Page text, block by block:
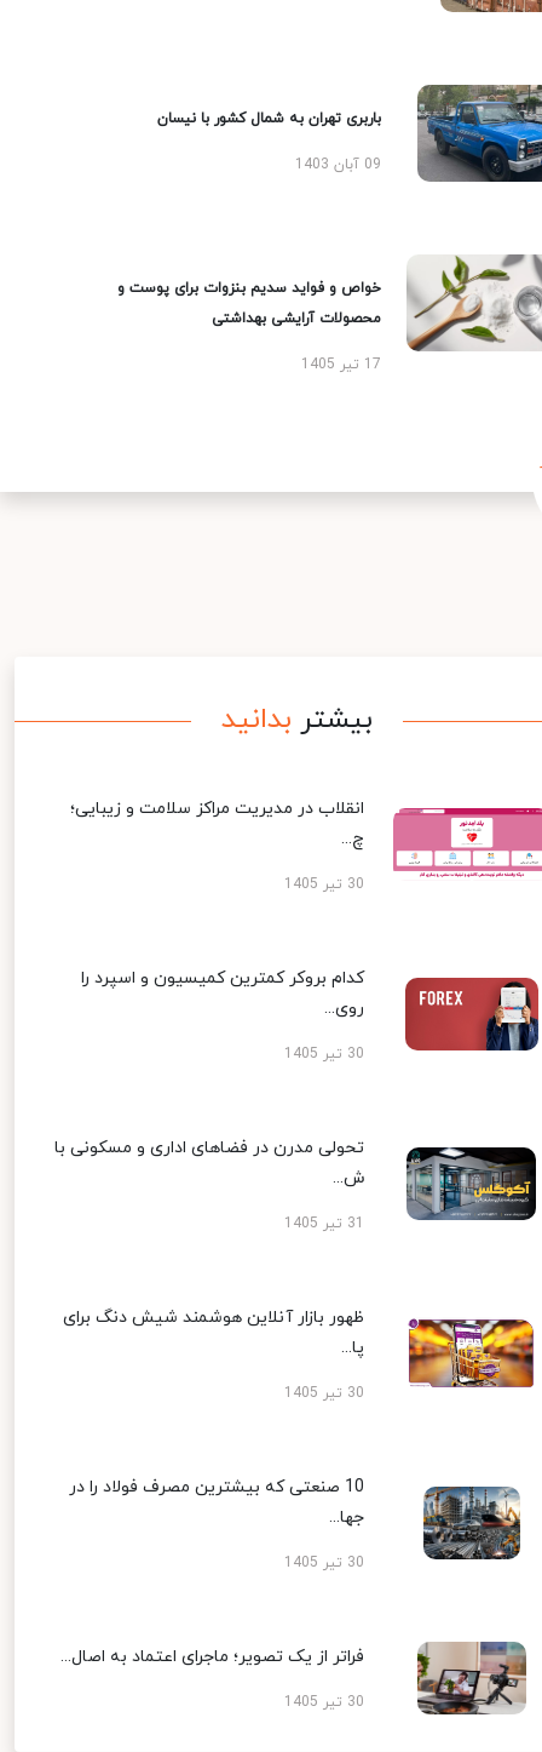
باربری تهران به شمال کشور با نیسان
09 آبان 1403
خواص و فواید سدیم بنزوات برای پوست و
محصولات آرایشی بهداشتی
17 تیر 1405
بیشتر بدانید
انقلاب در مدیریت مراکز سلامت و زیبایی؛
چ...
30 تیر 1405
کدام بروکر کمترین کمیسیون و اسپرد را
روی...
30 تیر 1405
تحولی مدرن در فضاهای اداری و مسکونی با
ش...
ظهور بازار آنلاین هوشمند شیش دنگ برای
پا...
30 تیر 1405
10 صنعتی که بیشترین مصرف فولاد را در
جها...
30 تیر 1405
فراتر از یک تصویر؛ ماجرای اعتماد به اصال...
30 تیر 1405